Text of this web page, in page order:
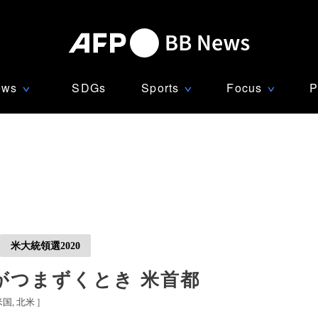
∨ SDGs Sports ∨ Focus ∨
米大統領選2020
つまずくとき 米首都
国 北米 ]